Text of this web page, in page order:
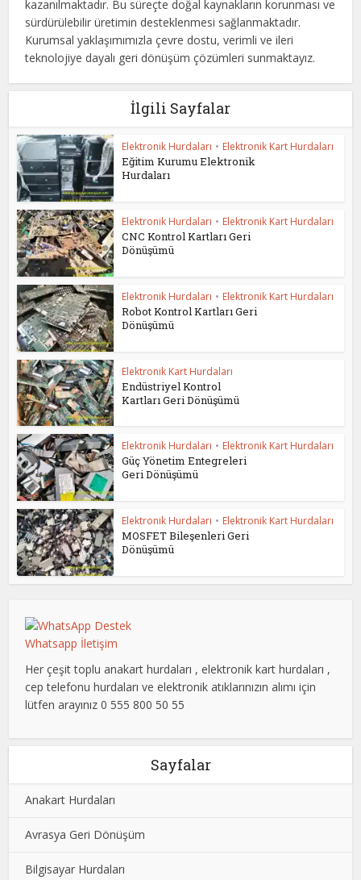
kazanılmaktadır. Bu süreçte doğal kaynakların korunması ve
sürdürülebilir üretimin desteklenmesi sağlanmaktadır.
Kurumsal yaklaşımımızla çevre dostu, verimli ve ileri
teknolojiye dayalı geri dönüşüm çözümleri sunmaktayız.
İlgili Sayfalar
Elektronik Hurdaları • Elektronik Kart Hurdaları
Eğitim Kurumu Elektronik
Hurdaları
Elektronik Hurdaları • Elektronik Kart Hurdaları
CNC Kontrol Kartları Geri
Dönüşümü
Elektronik Hurdaları • Elektronik Kart Hurdaları
Robot Kontrol Kartları Geri
Dönüşümü
Elektronik Kart Hurdaları
Endüstriyel Kontrol
Kartları Geri Dönüşümü
Elektronik Hurdaları • Elektronik Kart Hurdaları
Güç Yönetim Entegreleri
Geri Dönüşümü
Elektronik Hurdaları • Elektronik Kart Hurdaları
MOSFET Bileşenleri Geri
Dönüşümü
Whatsapp İletişim
Her çeşit toplu anakart hurdaları , elektronik kart hurdaları ,
cep telefonu hurdaları ve elektronik atıklarınızın alımı için
lütfen arayınız 0 555 800 50 55
Sayfalar
Anakart Hurdaları
Avrasya Geri Dönüşüm
Bilgisayar Hurdaları